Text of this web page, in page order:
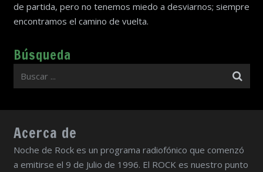
de partida, pero no tenemos miedo a desviarnos; siempre
encontramos el camino de vuelta.
Búsqueda
Acerca de
Noche de Rock es un programa radiofónico que comenzó
a emitirse el 9 de Julio de 1996. El ROCK es nuestro punto